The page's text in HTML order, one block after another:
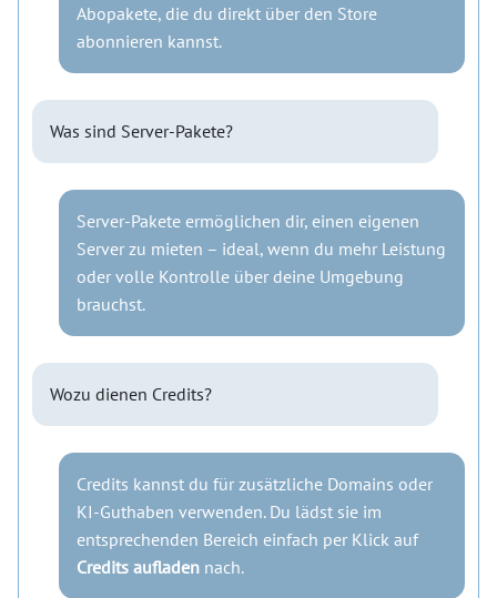
Abopakete, die du direkt über den Store
abonnieren kannst.
Was sind Server-Pakete?
Server-Pakete ermöglichen dir, einen eigenen
Server zu mieten – ideal, wenn du mehr Leistung
oder volle Kontrolle über deine Umgebung
brauchst.
Wozu dienen Credits?
Credits kannst du für zusätzliche Domains oder
KI-Guthaben verwenden. Du lädst sie im
entsprechenden Bereich einfach per Klick auf
Credits aufladen nach.